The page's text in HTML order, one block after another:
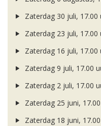
Zaterdag 30 juli, 17.00
Zaterdag 23 juli, 17.00
Zaterdag 16 juli, 17.00
Zaterdag 9 juli, 17.00
Zaterdag 2 juli, 17.00
Zaterdag 25 juni,
Zaterdag 18 juni,